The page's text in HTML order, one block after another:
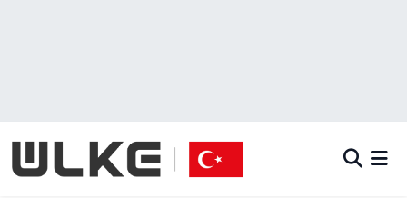
Gündem
Gündem
İstanbul Namaz Vakitleri